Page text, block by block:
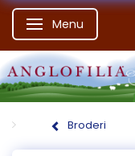
Skifte navigation
Menu
Broderi